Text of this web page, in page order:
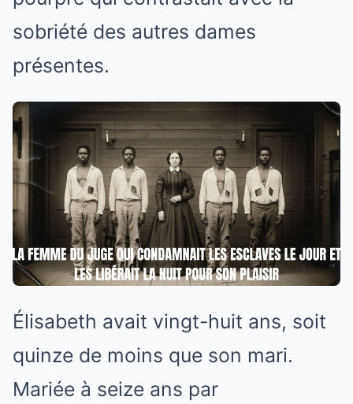
sobriété des autres dames
présentes.
Élisabeth avait vingt-huit ans, soit
quinze de moins que son mari.
Mariée à seize ans par